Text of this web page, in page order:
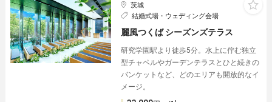
茨城
結婚式場・ウェディング会場
麗風つくば シーズンズテラス
研究学園駅より徒歩5分。水上に佇む独立
型チャペルやガーデンテラスとひと続きの
バンケットなど、どのエリアも開放的なイ
メージ。